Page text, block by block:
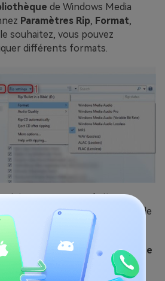
de Windows Media
Paramètres Rip, Format,
souhaitez, vous pouvez
différents formats.
pistes que vous souhaitez
Pour lancer l'extraction, il suffit de
le CD dans la bibliothèque.
musique d'un CD vers l'iPhone